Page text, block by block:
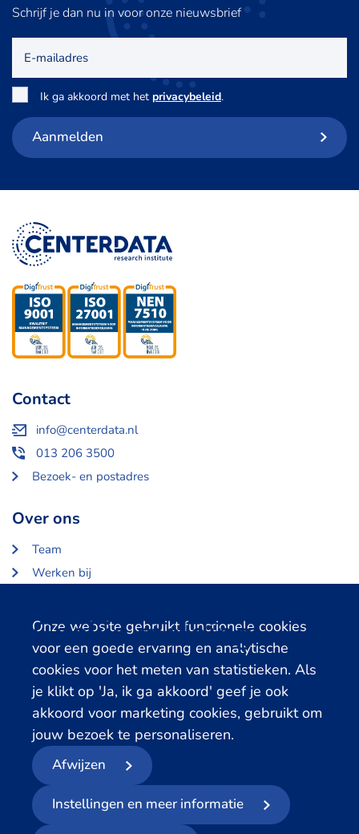
Cookie melding
Onze website gebruikt functionele cookies
voor een goede ervaring en analytische
cookies voor het meten van statistieken. Als
je klikt op 'Ja, ik ga akkoord' geef je ook
akkoord voor marketing cookies, gebruikt om
jouw bezoek te personaliseren.
Afwijzen
Instellingen en meer informatie
Schrijf je dan nu in voor onze nieuwsbrief
mailadres
Toestemming
Ik ga akkoord met het privacybeleid.
Aanmelden
Contact
info@centerdata.nl
013 206 3500
Bezoek- en postadres
Over ons
Team
Werken bij
Partners en opdrachtgevers
Gerelateerde databanken
LISS Data Archive
SHARE Data Access
DHS Data Access
© 2026 - Centerdata
Privacyverklaring
Voorwaarden Meld datalek